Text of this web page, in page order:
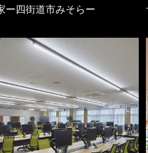
ー四街道市みそらー